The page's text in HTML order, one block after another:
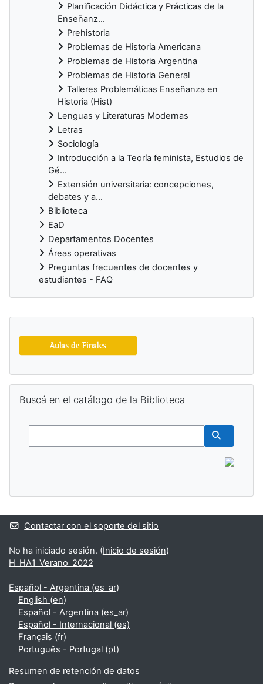
Planificación Didáctica y Prácticas de la
Enseñanz...
Prehistoria
Problemas de Historia Americana
Problemas de Historia Argentina
Problemas de Historia General
Talleres Problemáticas Enseñanza en
Historia (Hist)
Lenguas y Literaturas Modernas
Letras
Sociología
Introducción a la Teoría feminista, Estudios de
Gé...
Extensión universitaria: concepciones,
debates y a...
Biblioteca
EaD
Departamentos Docentes
Áreas operativas
Preguntas frecuentes de docentes y
estudiantes - FAQ
Bloques suplementarios
Buscá en el catálogo de la Biblioteca
Buscar
Contactar con el soporte del sitio
No ha iniciado sesión. (Inicio de sesión)
H_HA1_Verano_2022
Español - Argentina ‎(es_ar)‎
English ‎(en)‎
Español - Argentina ‎(es_ar)‎
Español - Internacional ‎(es)‎
Français ‎(fr)‎
Português - Portugal ‎(pt)‎
Resumen de retención de datos